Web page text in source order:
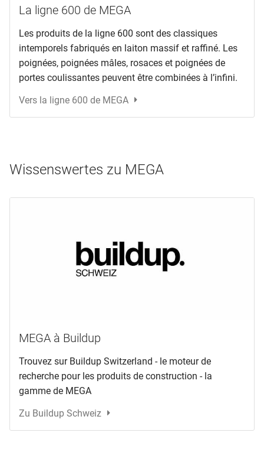
La ligne 600 de MEGA
Les produits de la ligne 600 sont des classiques
intemporels fabriqués en laiton massif et raffiné. Les
poignées, poignées mâles, rosaces et poignées de
portes coulissantes peuvent être combinées à l’infini.
Vers la ligne 600 de MEGA
Wissenswertes zu MEGA
MEGA à Buildup
Trouvez sur Buildup Switzerland - le moteur de
recherche pour les produits de construction - la
gamme de MEGA
Zu Buildup Schweiz